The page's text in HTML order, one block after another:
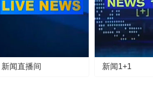
新闻直播间 新闻1+1